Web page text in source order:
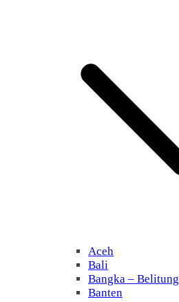
Aceh
Bali
Bangka – Belitung
Banten